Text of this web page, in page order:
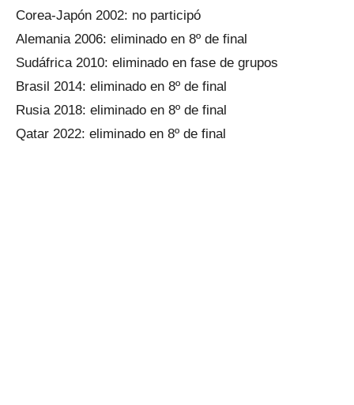
Corea-Japón 2002: no participó
Alemania 2006: eliminado en 8º de final
Sudáfrica 2010: eliminado en fase de grupos
Brasil 2014: eliminado en 8º de final
Rusia 2018: eliminado en 8º de final
Qatar 2022: eliminado en 8º de final